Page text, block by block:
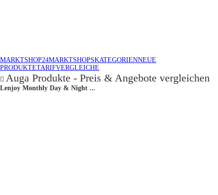
MARKTSHOP24MARKTSHOPSKATEGORIENNEUE
PRODUKTETARIFVERGLEICHE
Auga Produkte - Preis & Angebote vergleichen
Lenjoy Monthly Day & Night ...